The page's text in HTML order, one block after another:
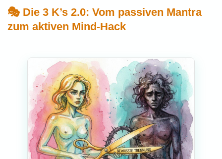
🎭 Die 3 K’s 2.0: Vom passiven Mantra
zum aktiven Mind-Hack